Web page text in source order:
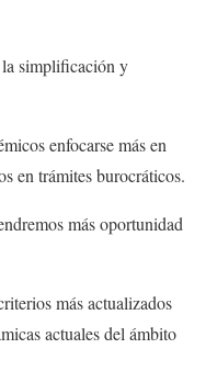
la simplificación y
enfocarse más en
en trámites burocráticos.
más oportunidad
más actualizados
actuales del ámbito